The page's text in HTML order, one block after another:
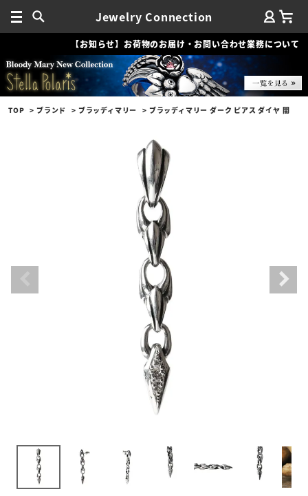
Jewelry Connection
【お知らせ】お荷物のお届け・お問い合わせ業務について
TOP ブランド ブラッディマリー ブラッディマリー ダーク ピアス ダイヤ 闇